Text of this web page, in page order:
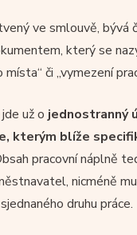
ve smlouvě, bývá
který se
či „vymezení
už o jednostranný
kterým blíže
pracovní náplně
nicméně
druhu práce.